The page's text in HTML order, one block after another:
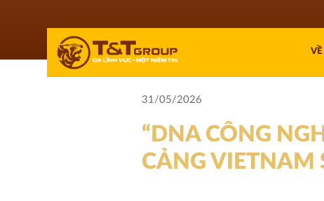
31/05/2026
“DNA CÔNG
CẢNG VIETNAM